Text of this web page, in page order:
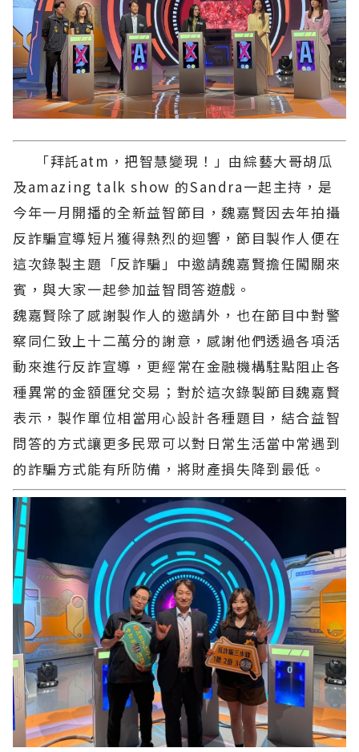
「拜託atm，把智慧變現！」由綜藝大哥胡瓜
及amazing talk show 的Sandra一起主持，是
今年一月開播的全新益智節目，魏嘉賢因去年拍攝
反詐騙宣導短片獲得熱烈的迴響，節目製作人便在
這次錄製主題「反詐騙」中邀請魏嘉賢擔任闖關來
賓，與大家一起參加益智問答遊戲。
魏嘉賢除了感謝製作人的邀請外，也在節目中對警
察同仁致上十二萬分的謝意，感謝他們透過各項活
動來進行反詐宣導，更經常在金融機構駐點阻止各
種異常的金額匯兌交易；對於這次錄製節目魏嘉賢
表示，製作單位相當用心設計各種題目，結合益智
問答的方式讓更多民眾可以對日常生活當中常遇到
的詐騙方式能有所防備，將財產損失降到最低。